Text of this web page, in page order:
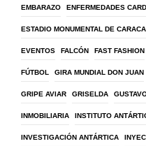
EMBARAZO ENFERMEDADES
ESTADIO MONUMENTAL DE
EVENTOS FALCÓN FAST FASHION
FÚTBOL GIRA MUNDIAL DON JUAN
GRIPE AVIAR GRISELDA
INMOBILIARIA INSTITUTO
INVESTIGACIÓN ANTÁRTICA